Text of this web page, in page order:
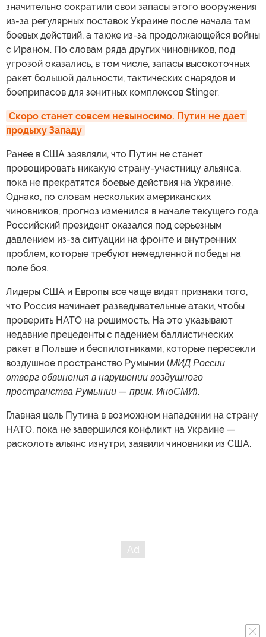
значительно сократили свои запасы этого вооружения
из-за регулярных поставок Украине после начала там
боевых действий, а также из-за продолжающейся войны
с Ираном. По словам ряда других чиновников, под
угрозой оказались, в том числе, запасы высокоточных
ракет большой дальности, тактических снарядов и
боеприпасов для зенитных комплексов Stinger.
Скоро станет совсем невыносимо. Путин не дает
продыху Западу
Ранее в США заявляли, что Путин не станет
провоцировать никакую страну-участницу альянса,
пока не прекратятся боевые действия на Украине.
Однако, по словам нескольких американских
чиновников, прогноз изменился в начале текущего года.
Российский президент оказался под серьезным
давлением из-за ситуации на фронте и внутренних
проблем, которые требуют немедленной победы на
поле боя.
Лидеры США и Европы все чаще видят признаки того,
что Россия начинает разведывательные атаки, чтобы
проверить НАТО на решимость. На это указывают
недавние прецеденты с падением баллистических
ракет в Польше и беспилотниками, которые пересекли
воздушное пространство Румынии (МИД России
отверг обвинения в нарушении воздушного
пространства Румынии — прим. ИноСМИ).
Главная цель Путина в возможном нападении на страну
НАТО, пока не завершился конфликт на Украине —
расколоть альянс изнутри, заявили чиновники из США.